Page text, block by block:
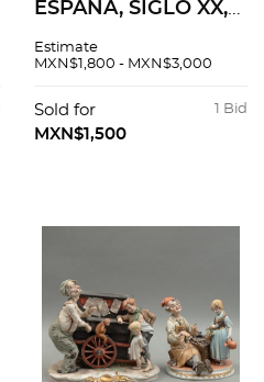
ESPAÑA, SIGLO XX,
porcelana
Nadal. Acabado gres
tipo terracota. 3
Estimate
MXN$1,800 - MXN$3,000
1 Bid
Sold for
MXN$1,500